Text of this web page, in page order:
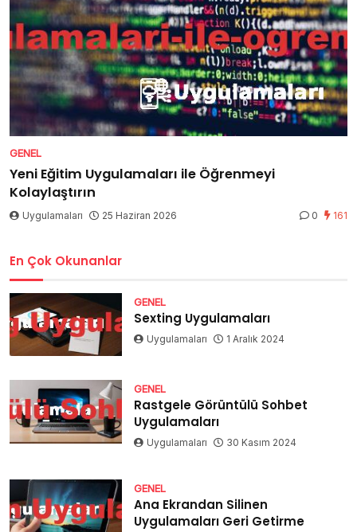
GENEL
Yeni Eğitim Uygulamaları ile Öğrenmeyi
Kolaylaştırın
Uygulamaları 25 Haziran 2026 0 161
En Çok Okunanlar
GENEL
Sexting Uygulamaları
Uygulamaları 1 Aralık 2024
GENEL
Rastgele Görüntülü Sohbet
Uygulamaları
Uygulamaları 30 Kasım 2024
GENEL
Ana Ekrandan Silinen
Uygulamaları Geri Getirme